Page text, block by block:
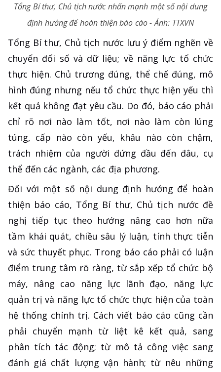
Tổng Bí thư, Chủ tịch nước nhấn mạnh một số nội dung
định hướng để hoàn thiện báo cáo - Ảnh: TTXVN
Tổng Bí thư, Chủ tịch nước lưu ý điểm nghẽn về
chuyển đổi số và dữ liệu; về năng lực tổ chức
thực hiện. Chủ trương đúng, thể chế đúng, mô
hình đúng nhưng nếu tổ chức thực hiện yếu thì
kết quả không đạt yêu cầu. Do đó, báo cáo phải
chỉ rõ nơi nào làm tốt, nơi nào làm còn lúng
túng, cấp nào còn yếu, khâu nào còn chậm,
trách nhiệm của người đứng đầu đến đâu, cụ
thể đến các ngành, các địa phương.
Đối với một số nội dung định hướng để hoàn
thiện báo cáo, Tổng Bí thư, Chủ tịch nước đề
nghị tiếp tục theo hướng nâng cao hơn nữa
tầm khái quát, chiều sâu lý luận, tính thực tiễn
và sức thuyết phục. Trong báo cáo phải có luận
điểm trung tâm rõ ràng, từ sắp xếp tổ chức bộ
máy, nâng cao năng lực lãnh đạo, năng lực
quản trị và năng lực tổ chức thực hiện của toàn
hệ thống chính trị. Cách viết báo cáo cũng cần
phải chuyển mạnh từ liệt kê kết quả, sang
phân tích tác động; từ mô tả công việc sang
đánh giá chất lượng vận hành; từ nêu những